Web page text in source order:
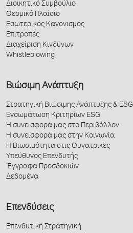
Διοικητικό Συμβούλιο
Θεσμικό Πλαίσιο
Εσωτερικός Κανονισμός
Επιτροπές
Διαχείριση Κινδύνων
Whistleblowing
Βιώσιμη Ανάπτυξη
Στρατηγική Βιώσιμης Ανάπτυξης & ESG
Ενσωμάτωση Κριτηρίων ESG
Η συνεισφορά μας στο Περιβάλλον
Η συνεισφορά μας στην Κοινωνία
Η Βιωσιμότητα στις Θυγατρικές
Υπεύθυνος Επενδυτής
Έγγραφα Προσδοκιών
Δεδομένα
Επενδύσεις
Επενδυτική Στρατηγική